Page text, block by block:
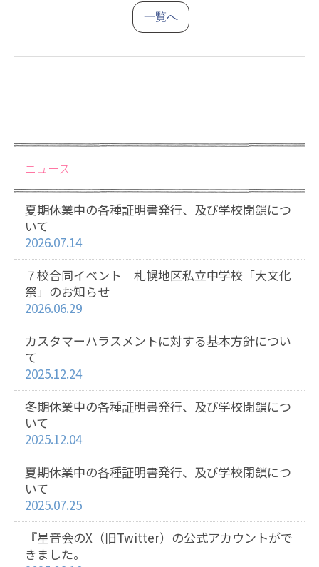
一覧へ
ニュース
夏期休業中の各種証明書発行、及び学校閉鎖につ
いて
2026.07.14
７校合同イベント 札幌地区私立中学校「大文化
祭」のお知らせ
2026.06.29
カスタマーハラスメントに対する基本方針につい
て
2025.12.24
冬期休業中の各種証明書発行、及び学校閉鎖につ
いて
2025.12.04
夏期休業中の各種証明書発行、及び学校閉鎖につ
いて
2025.07.25
『星音会のX（旧Twitter）の公式アカウントがで
きました。